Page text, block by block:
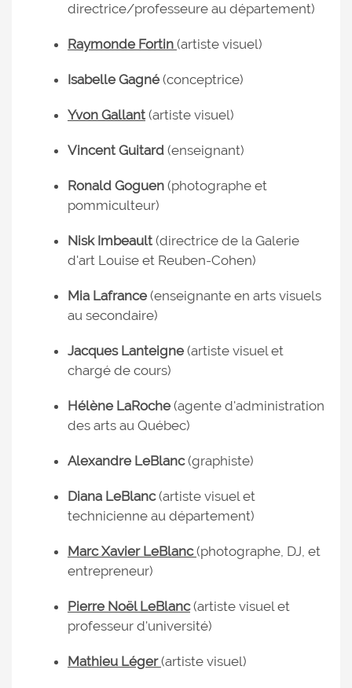
directrice/professeure au département)
Raymonde Fortin (artiste visuel)
Isabelle Gagné(conceptrice)
Yvon Gallant (artiste visuel)
Vincent Guitard (enseignant)
Ronald Goguen (photographe et
pommiculteur)
Nisk Imbeault (directrice de la Galerie
d'art Louise et Reuben-Cohen)
Mia Lafrance(enseignante en arts visuels
au secondaire)
Jacques Lanteigne(artiste visuel et
chargé de cours)
Hélène LaRoche(agente d'administration
des arts au Québec)
Alexandre LeBlanc(graphiste)
Diana LeBlanc(artiste visuel et
technicienne au département)
Marc Xavier LeBlanc(photographe, DJ, et
entrepreneur)
Pierre Noël LeBlanc(artiste visuel et
professeur d'université)
Mathieu Léger(artiste visuel)